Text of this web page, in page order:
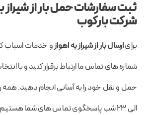
ثبت سفارشات حمل بار از شیراز
شرکت بارکوب
برایارسال بار از شیراز به اهوازو خدمات اسباب
شماره های تماس ما ارتباط برقرار کنید و با
الی ۲۳ شب پاسخگوی تماس های شما هستیم.